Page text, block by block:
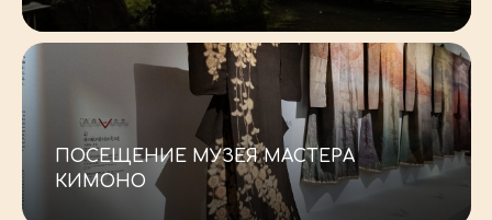
ПОСЕЩЕНИЕ МУЗЕЯ МАСТЕРА
КИМОНО